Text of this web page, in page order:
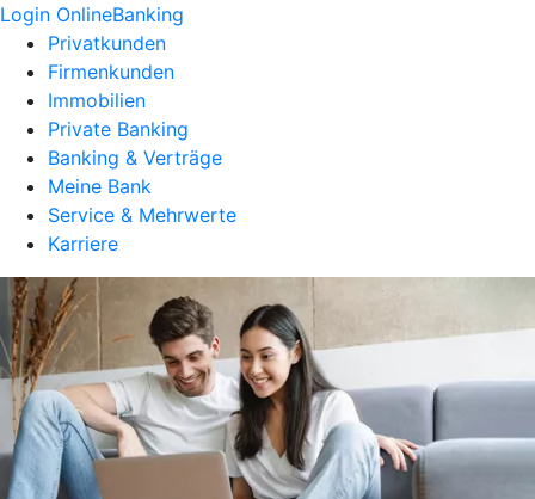
Login OnlineBanking
Privatkunden
Firmenkunden
Immobilien
Private Banking
Banking & Verträge
Meine Bank
Service & Mehrwerte
Karriere